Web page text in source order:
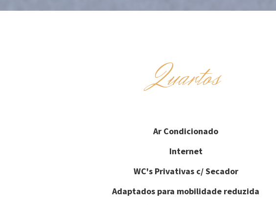
Quartos
Ar Condicionado
Internet
WC's Privativas c/ Secador
Adaptados para mobilidade reduzida